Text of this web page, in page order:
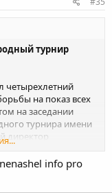
турнир
четырехлетний
на показ всех
на заседании
турнира имени
директор
Брюсов. Стоит
среди мужчин на
гран-при».
30 января. Также,
info pro